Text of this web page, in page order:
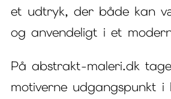
et udtryk, der både kan
og anvendeligt i et
På abstrakt-maleri.dk
motiverne udgangspunkt i